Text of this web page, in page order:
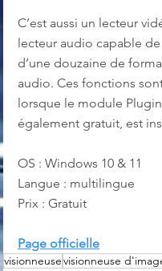
C’est aussi un lecteur
lecteur audio capable
d’une douzaine de
audio. Ces fonctions
lorsque le module
également gratuit, est
OS : Windows 10 & 11
Langue : multilingue
Prix : Gratuit
Page officielle
visionneusevisionneuse